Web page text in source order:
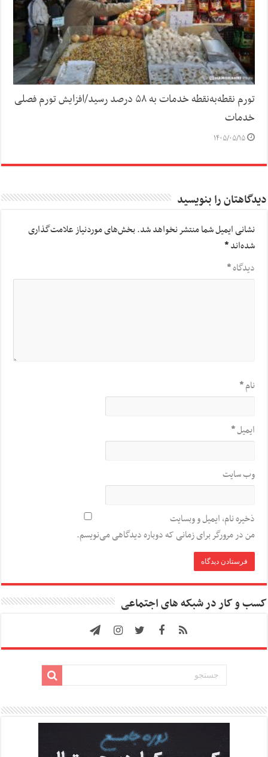
تورم نقطه‌به‌نقطه خدمات به ۵۸ درصد رسید/افزایش تورم فصلی
خدمات
۱۴۰۵/۰۵/۱۵
دیدگاهتان را بنویسید
نشانی ایمیل شما منتشر نخواهد شد.بخش‌های موردنیاز علامت‌گذاری
شده‌اند*
دیدگاه*
نام*
ایمیل*
وب‌ سایت
ذخیره نام، ایمیل و وبسایت
من در مرورگر برای زمانی که دوباره دیدگاهی می‌نویسم.
کسب و کار در شبکه های اجتماعی